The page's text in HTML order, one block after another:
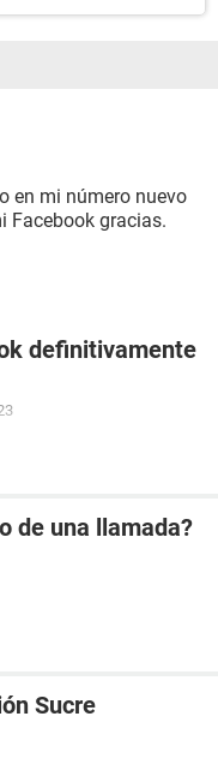
en mi número nuevo
Facebook gracias.
definitivamente
de una llamada?
Sucre